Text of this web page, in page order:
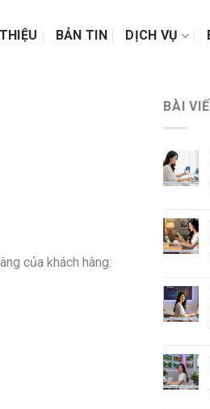
BẢN TIN DỊCH VỤ
của khách hàng:
BÀI